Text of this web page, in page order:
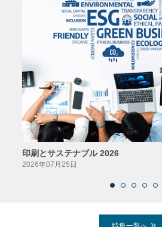
印刷とサステナブル 2026
2026年07月25日